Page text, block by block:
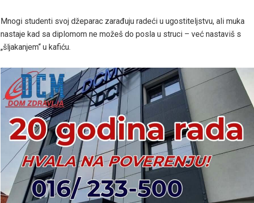
Mnogi studenti svoj džeparac zarađuju radeći u ugostiteljstvu, ali muka
nastaje kad sa diplomom ne možeš do posla u struci – već nastaviš s
„šljakanjem“ u kafiću.